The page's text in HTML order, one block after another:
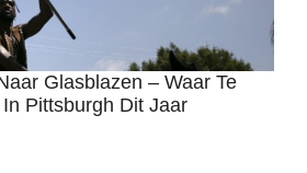
Glasblazen – Waar Te
Pittsburgh Dit Jaar